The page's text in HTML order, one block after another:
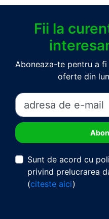
Fii la
Aboneaza-te pentru a
oferte din
Sunt de acord cu
privind prelucrarea
(citeste aici)